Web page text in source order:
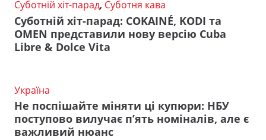
Суботній хіт-парад, Суботня кава
Суботній хіт-парад: COKAINÉ, KODI та
OMEN представили нову версію Cuba
Libre & Dolce Vita
Україна
Не поспішайте міняти ці купюри: НБУ
поступово вилучає п’ять номіналів, але є
важливий нюанс